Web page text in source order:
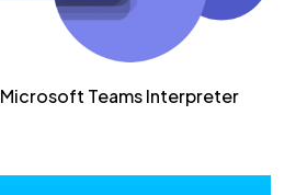
Microsoft Teams Interpreter